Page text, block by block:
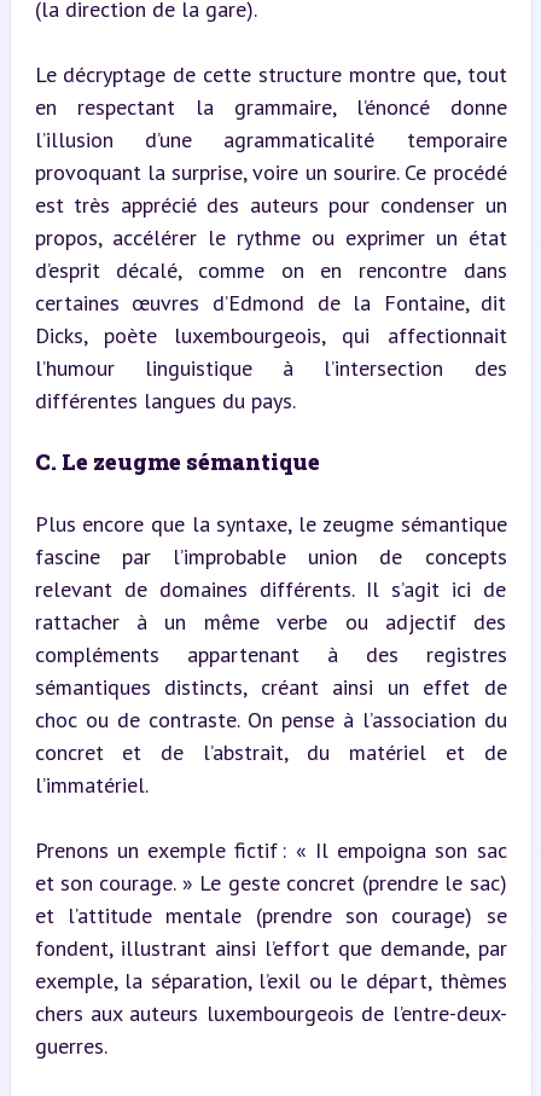
(la direction de la gare).
Le décryptage de cette structure montre que, tout
en respectant la grammaire, l’énoncé donne
l’illusion d’une agrammaticalité temporaire
provoquant la surprise, voire un sourire. Ce procédé
est très apprécié des auteurs pour condenser un
propos, accélérer le rythme ou exprimer un état
d’esprit décalé, comme on en rencontre dans
certaines œuvres d’Edmond de la Fontaine, dit
Dicks, poète luxembourgeois, qui affectionnait
l’humour linguistique à l’intersection des
différentes langues du pays.
C. Le zeugme sémantique
Plus encore que la syntaxe, le zeugme sémantique
fascine par l’improbable union de concepts
relevant de domaines différents. Il s’agit ici de
rattacher à un même verbe ou adjectif des
compléments appartenant à des registres
sémantiques distincts, créant ainsi un effet de
choc ou de contraste. On pense à l’association du
concret et de l’abstrait, du matériel et de
l’immatériel.
Prenons un exemple fictif : « Il empoigna son sac
et son courage. » Le geste concret (prendre le sac)
et l’attitude mentale (prendre son courage) se
fondent, illustrant ainsi l’effort que demande, par
exemple, la séparation, l’exil ou le départ, thèmes
chers aux auteurs luxembourgeois de l’entre-deux-
guerres.